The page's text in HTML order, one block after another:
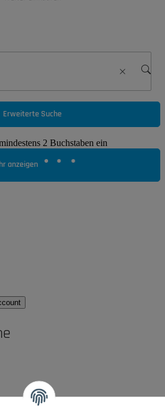
Erweiterte Suche
2 Buchstaben ein
anzeigen